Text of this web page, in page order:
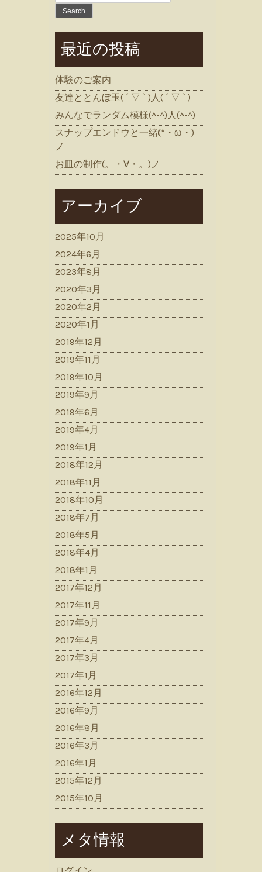
for:
最近の投稿
体験のご案内
友達ととんぼ玉( ´ ▽ ` )人( ´ ▽ ` )
みんなでランダム模様(^-^)人(^-^)
スナップエンドウと一緒(*・ω・)
ノ
お皿の制作(。・∀・。)ノ
アーカイブ
2025年10月
2024年6月
2023年8月
2020年3月
2020年2月
2020年1月
2019年12月
2019年11月
2019年10月
2019年9月
2019年6月
2019年4月
2019年1月
2018年12月
2018年11月
2018年10月
2018年7月
2018年5月
2018年4月
2018年1月
2017年12月
2017年11月
2017年9月
2017年4月
2017年3月
2017年1月
2016年12月
2016年9月
2016年8月
2016年3月
2016年1月
2015年12月
2015年10月
メタ情報